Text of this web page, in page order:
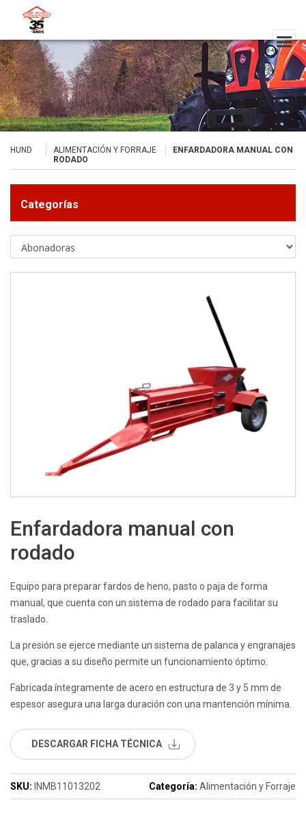
HUND ALIMENTACIÓN Y FORRAJE
ENFARDADORA MANUAL CON
RODADO
Categorías
Enfardadora manual con
rodado
Equipo para preparar fardos de heno, pasto o paja de forma
manual, que cuenta con un sistema de rodado para facilitar su
traslado.
La presión se ejerce mediante un sistema de palanca y engranajes
que, gracias a su diseño permite un funcionamiento óptimo.
Fabricada íntegramente de acero en estructura de 3 y 5 mm de
espesor asegura una larga duración con una mantención mínima.
DESCARGAR FICHA TÉCNICA
SKU: INMB11013202 Categoría: Alimentación y Forraje